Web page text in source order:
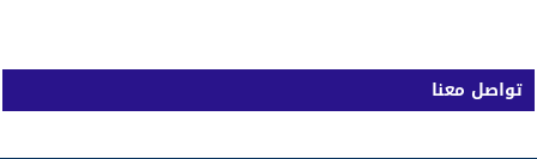
تواصل معنا